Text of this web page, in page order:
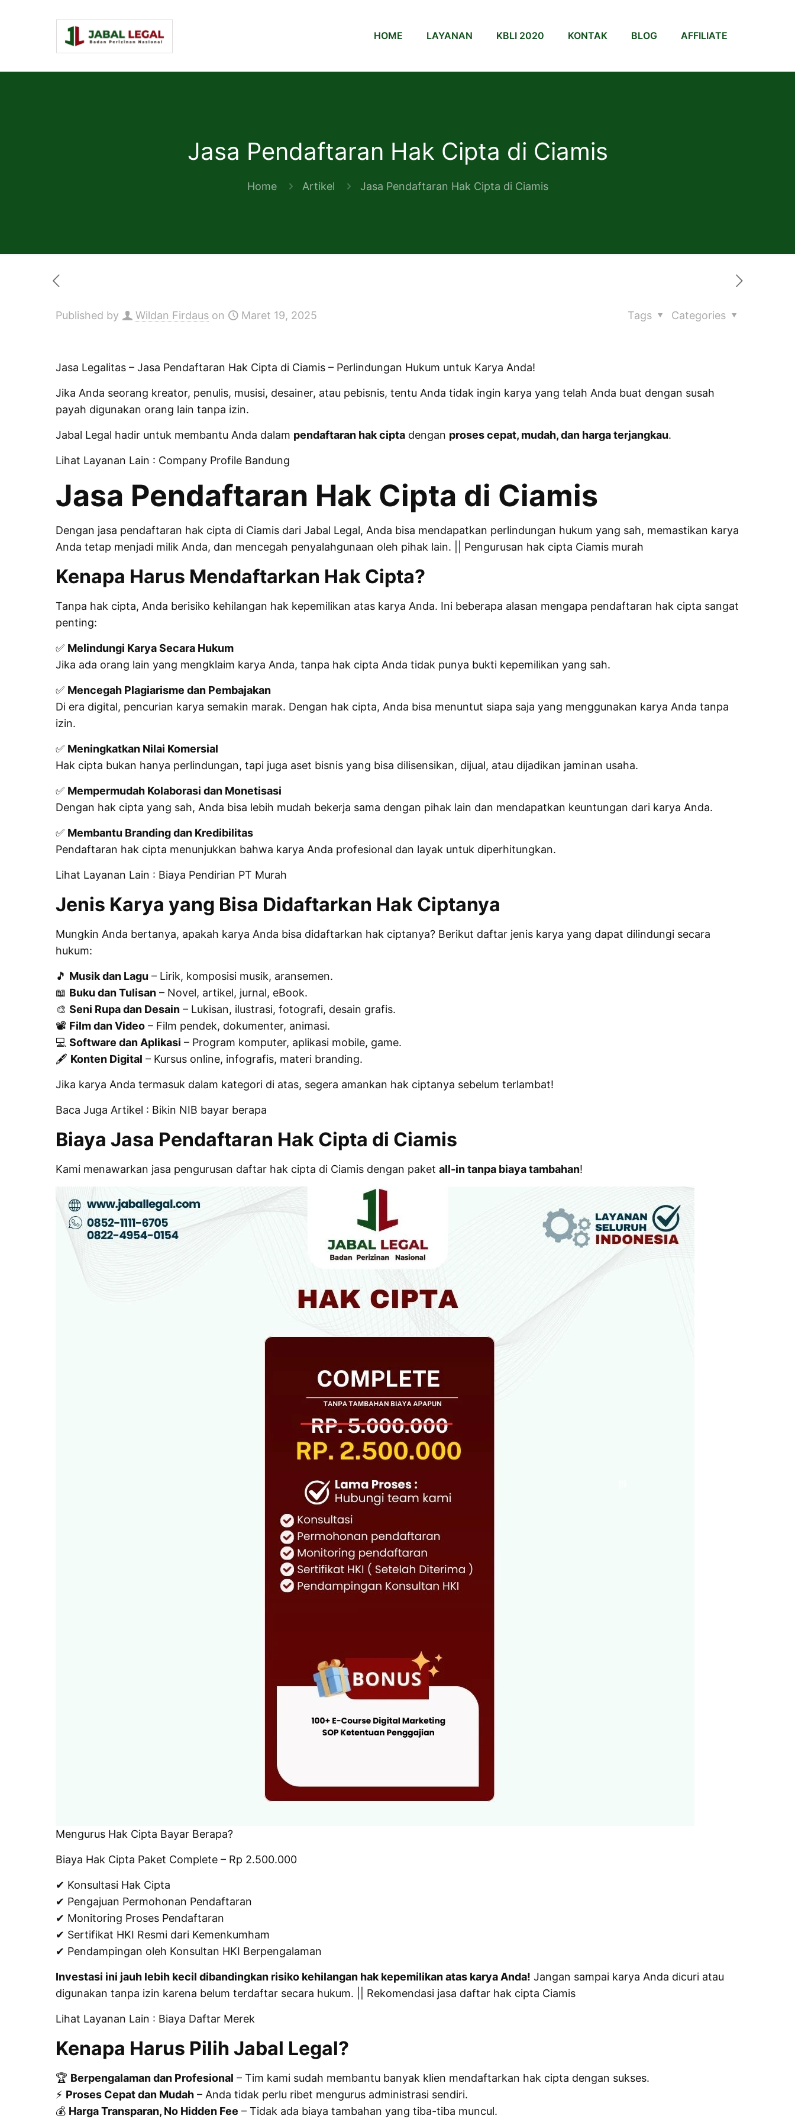
HOME LAYANAN KBLI 2020 KONTAK BLOG AFFILIATE
Jasa Pendaftaran Hak Cipta di Ciamis
Home Artikel Jasa Pendaftaran Hak Cipta di Ciamis
Published by Wildan Firdaus on Maret 19, 2025 Categories
Tags
Jasa Legalitas– Jasa Pendaftaran Hak Cipta di Ciamis – Perlindungan Hukum untuk Karya Anda!
Jika Anda seorang kreator, penulis, musisi, desainer, atau pebisnis, tentu Anda tidak ingin karya yang telah Anda buat dengan susah
payah digunakan orang lain tanpa izin.
Jabal Legal hadir untuk membantu Anda dalam pendaftaran hak ciptadengan proses cepat, mudah, dan harga terjangkau.
Lihat Layanan Lain : Company Profile Bandung
Jasa Pendaftaran Hak Cipta di Ciamis
Dengan jasa pendaftaran hak cipta di Ciamis dari Jabal Legal, Anda bisa mendapatkan perlindungan hukum yang sah, memastikan karya
Anda tetap menjadi milik Anda, dan mencegah penyalahgunaan oleh pihak lain. || Pengurusan hak cipta Ciamis murah
Kenapa Harus Mendaftarkan Hak Cipta?
Tanpa hak cipta, Anda berisiko kehilangan hak kepemilikan atas karya Anda. Ini beberapa alasan mengapa pendaftaran hak cipta sangat
penting:
✅ Melindungi Karya Secara Hukum
Jika ada orang lain yang mengklaim karya Anda, tanpa hak cipta Anda tidak punya bukti kepemilikan yang sah.
✅ Mencegah Plagiarisme dan Pembajakan
Di era digital, pencurian karya semakin marak. Dengan hak cipta, Anda bisa menuntut siapa saja yang menggunakan karya Anda tanpa
izin.
✅ Meningkatkan Nilai Komersial
Hak cipta bukan hanya perlindungan, tapi juga aset bisnis yang bisa dilisensikan, dijual, atau dijadikan jaminan usaha.
✅ Mempermudah Kolaborasi dan Monetisasi
Dengan hak cipta yang sah, Anda bisa lebih mudah bekerja sama dengan pihak lain dan mendapatkan keuntungan dari karya Anda.
✅ Membantu Branding dan Kredibilitas
Pendaftaran hak cipta menunjukkan bahwa karya Anda profesional dan layak untuk diperhitungkan.
Lihat Layanan Lain : Biaya Pendirian PT Murah
Jenis Karya yang Bisa Didaftarkan Hak Ciptanya
Mungkin Anda bertanya, apakah karya Anda bisa didaftarkan hak ciptanya? Berikut daftar jenis karya yang dapat dilindungi secara
hukum:
🎵 Musik dan Lagu – Lirik, komposisi musik, aransemen.
📖 Buku dan Tulisan– Novel, artikel, jurnal, eBook.
🎨 Seni Rupa dan Desain– Lukisan, ilustrasi, fotografi, desain grafis.
📽 Film dan Video– Film pendek, dokumenter, animasi.
💻 Software dan Aplikasi – Program komputer, aplikasi mobile, game.
🖋 Konten Digital – Kursus online, infografis, materi branding.
Jika karya Anda termasuk dalam kategori di atas, segera amankan hak ciptanya sebelum terlambat!
Baca Juga Artikel : Bikin NIB bayar berapa
Biaya Jasa Pendaftaran Hak Cipta di Ciamis
Kami menawarkan jasa pengurusan daftar hak cipta di Ciamis dengan paket all-in tanpa biaya tambahan!
Mengurus Hak Cipta Bayar Berapa?
Biaya Hak Cipta Paket Complete – Rp 2.500.000
✔ Konsultasi Hak Cipta
✔ Pengajuan Permohonan Pendaftaran
✔ Monitoring Proses Pendaftaran
✔ Sertifikat HKI Resmi dari Kemenkumham
✔ Pendampingan oleh Konsultan HKI Berpengalaman
Investasi ini jauh lebih kecil dibandingkan risiko kehilangan hak kepemilikan atas karya Anda! Jangan sampai karya Anda dicuri atau
digunakan tanpa izin karena belum terdaftar secara hukum. || Rekomendasi jasa daftar hak cipta Ciamis
Lihat Layanan Lain : Biaya Daftar Merek
Kenapa Harus Pilih Jabal Legal?
🏆 Berpengalaman dan Profesional – Tim kami sudah membantu banyak klien mendaftarkan hak cipta dengan sukses.
⚡ Proses Cepat dan Mudah– Anda tidak perlu ribet mengurus administrasi sendiri.
💰 Harga Transparan, No Hidden Fee – Tidak ada biaya tambahan yang tiba-tiba muncul.